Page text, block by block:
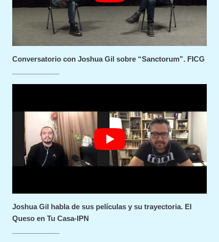
Conversatorio con Joshua Gil sobre “Sanctorum”. FICG
Joshua Gil habla de sus películas y su trayectoria. El
Queso en Tu Casa-IPN